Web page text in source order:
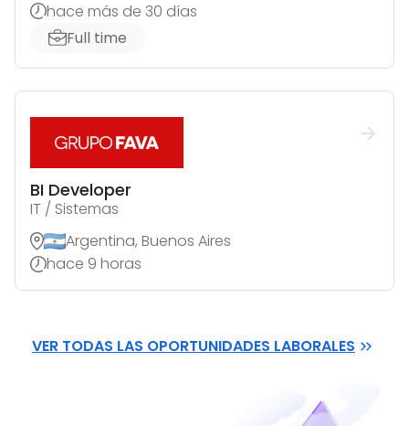
hace más de 30 días
Full time
BI Developer
IT / Sistemas
Argentina, Buenos Aires
hace 9 horas
VER TODAS LAS OPORTUNIDADES LABORALES